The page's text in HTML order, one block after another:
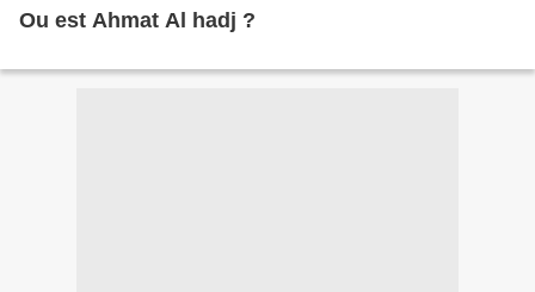
Ou est Ahmat Al hadj ?